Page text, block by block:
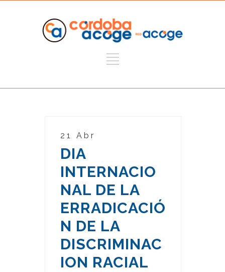
21 Abr
DIA
INTERNACIO
NAL DE LA
ERRADICACIÓ
N DE LA
DISCRIMINAC
ION RACIAL